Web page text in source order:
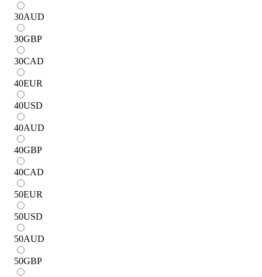
30AUD
30GBP
30CAD
40EUR
40USD
40AUD
40GBP
40CAD
50EUR
50USD
50AUD
50GBP